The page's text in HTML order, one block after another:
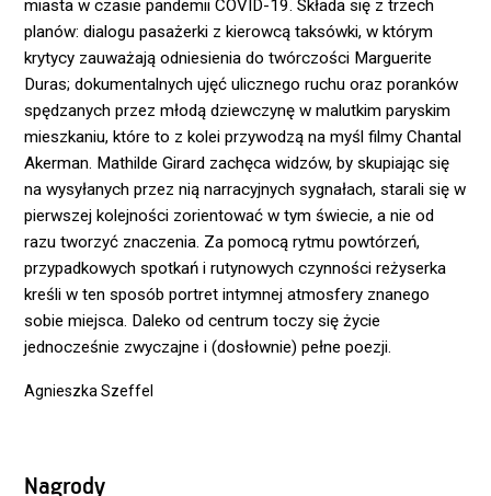
miasta w czasie pandemii COVID-19. Składa się z trzech
planów: dialogu pasażerki z kierowcą taksówki, w którym
krytycy zauważają odniesienia do twórczości Marguerite
Duras; dokumentalnych ujęć ulicznego ruchu oraz poranków
spędzanych przez młodą dziewczynę w malutkim paryskim
mieszkaniu, które to z kolei przywodzą na myśl filmy Chantal
Akerman. Mathilde Girard zachęca widzów, by skupiając się
na wysyłanych przez nią narracyjnych sygnałach, starali się w
pierwszej kolejności zorientować w tym świecie, a nie od
razu tworzyć znaczenia. Za pomocą rytmu powtórzeń,
przypadkowych spotkań i rutynowych czynności reżyserka
kreśli w ten sposób portret intymnej atmosfery znanego
sobie miejsca. Daleko od centrum toczy się życie
jednocześnie zwyczajne i (dosłownie) pełne poezji.
Agnieszka Szeffel
Nagrody